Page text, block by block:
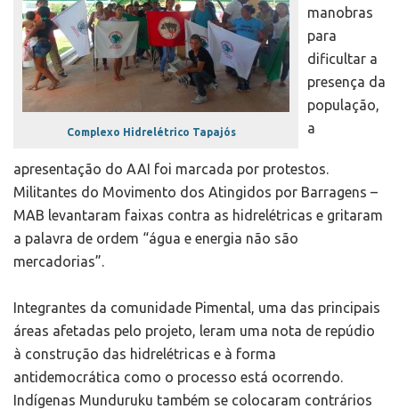
Complexo Hidrelétrico Tapajós
manobras
para
dificultar a
presença da
população,
a
apresentação do AAI foi marcada por protestos.
Militantes do Movimento dos Atingidos por Barragens –
MAB levantaram faixas contra as hidrelétricas e gritaram
a palavra de ordem “água e energia não são
mercadorias”.
Integrantes da comunidade Pimental, uma das principais
áreas afetadas pelo projeto, leram uma nota de repúdio
à construção das hidrelétricas e à forma
antidemocrática como o processo está ocorrendo.
Indígenas Munduruku também se colocaram contrários